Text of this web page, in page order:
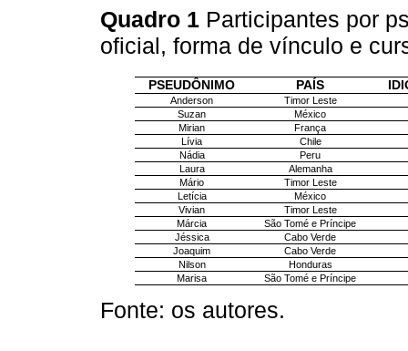
Quadro 1 Participantes por
oficial, forma de vínculo e
PSEUDÔNIMO PAÍS
Anderson
Timor Leste
Suzan
México
Mirian
França
Lívia
Chile
Nádia
Peru
Laura
Alemanha
Mário
Timor Leste
Letícia
México
Vivian
Timor Leste
Márcia
São Tomé e Príncipe
Jéssica
Cabo Verde
Joaquim
Cabo Verde
Nilson
Honduras
Marisa
São Tomé e Príncipe
Fonte: os autores.